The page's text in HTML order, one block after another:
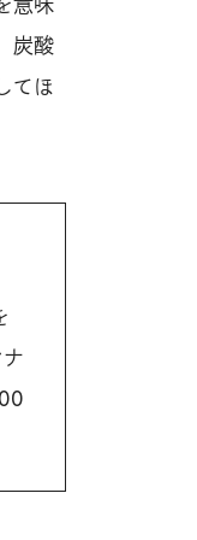
意味
炭酸
てほ